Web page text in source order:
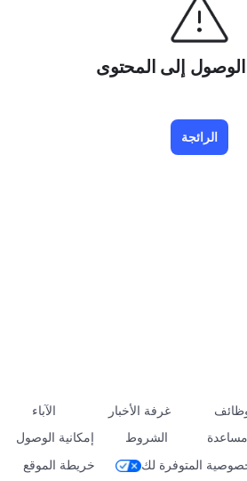
إلى المحتوى
الرائجة
غرفة الأخبار
الآباء
مساعدة الشروط
إمكانية الوصول
المتوفرة لك خريطة الموقع